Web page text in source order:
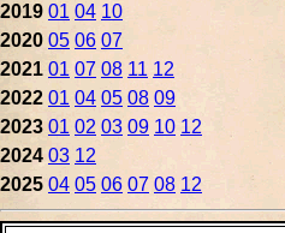
2019 01 04 10
2020 05 06 07
2021 01 07 08 11 12
2022 01 04 05 08 09
2023 01 02 03 09 10 12
2024 03 12
2025 04 05 06 07 08 12